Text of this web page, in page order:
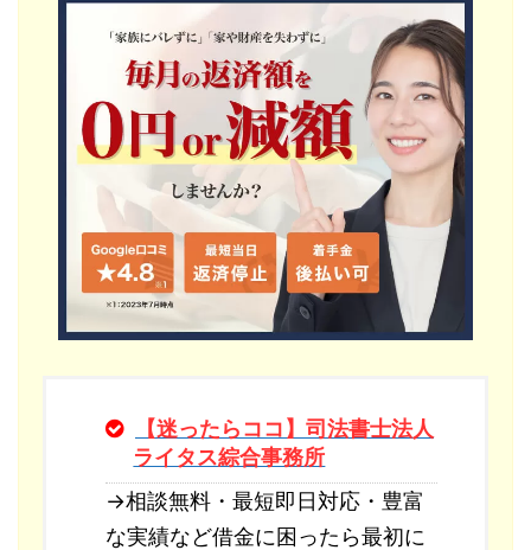
【迷ったらココ】司法書士法人
ライタス綜合事務所
→相談無料・最短即日対応・豊富
な実績など借金に困ったら最初に